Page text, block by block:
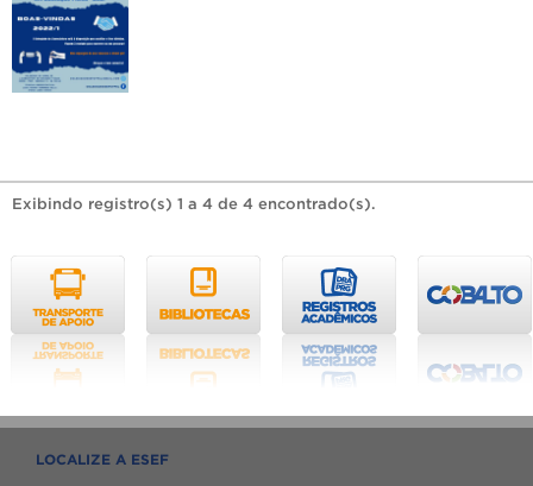
Exibindo registro(s) 1 a 4 de 4 encontrado(s).
LOCALIZE A ESEF